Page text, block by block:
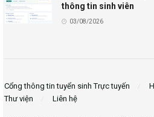
thông tin sinh viên
03/08/2026
Cổng thông tin tuyển sinh Trực tuyến
Thư viện
Liên hệ